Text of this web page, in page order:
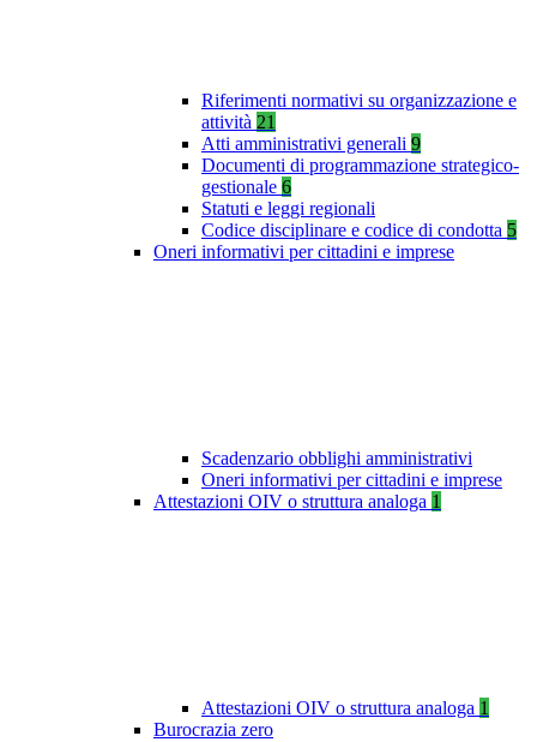
Riferimenti normativi su organizzazione e
attività 21
Atti amministrativi generali 9
Documenti di programmazione strategico-
gestionale 6
Statuti e leggi regionali
Codice disciplinare e codice di condotta 5
Oneri informativi per cittadini e imprese
Scadenzario obblighi amministrativi
Oneri informativi per cittadini e imprese
Attestazioni OIV o struttura analoga 1
Attestazioni OIV o struttura analoga 1
Burocrazia zero